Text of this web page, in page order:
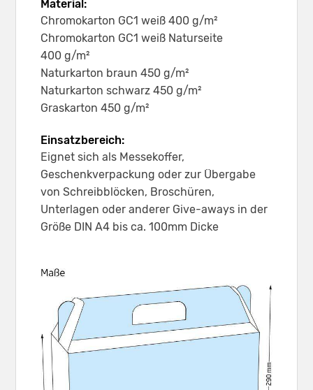
Material:
Chromokarton GC1 weiß 400 g/m²
Chromokarton GC1 weiß Naturseite
400 g/m²
Naturkarton braun 450 g/m²
Naturkarton schwarz 450 g/m²
Graskarton 450 g/m²
Einsatzbereich:
Eignet sich als Messekoffer,
Geschenkverpackung oder zur Übergabe
von Schreibblöcken, Broschüren,
Unterlagen oder anderer Give-aways in der
Größe DIN A4 bis ca. 100mm Dicke